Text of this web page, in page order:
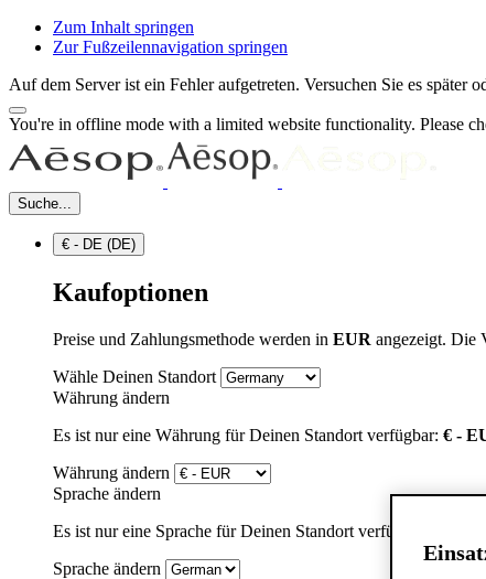
Zum Inhalt springen
Zur Fußzeilennavigation springen
Auf dem Server ist ein Fehler aufgetreten. Versuchen Sie es später
You're in offline mode with a limited website functionality. Please
Suche...
€ - DE (DE)
Kaufoptionen
Preise und Zahlungsmethode werden in EUR angezeigt. Die
Wähle Deinen Standort
Währung ändern
Es ist nur eine Währung für Deinen Standort verfügbar: € -
Währung ändern
Sprache ändern
Es ist nur eine Sprache für Deinen Standort verfügbar:
Sprache ändern